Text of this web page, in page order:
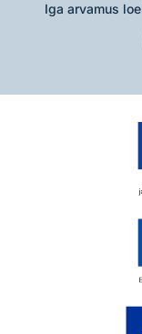
Iga arvamus